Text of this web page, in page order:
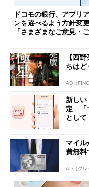
ドコモの銀行、アプリ
ンを選べるよう方針変
「さまざまなご意見・
【西
ちはど
AD（
新しい
定 「
として
マイル
費無料
AD（クレ